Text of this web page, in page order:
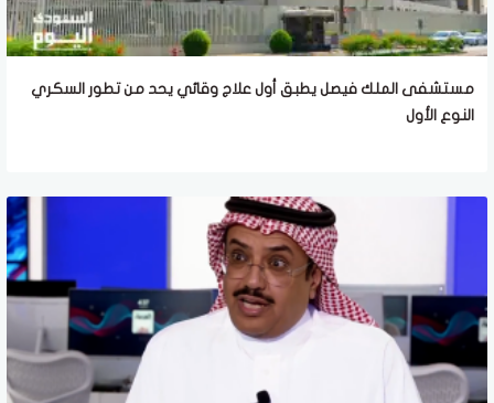
مستشفى الملك فيصل يطبق أول علاج وقائي يحد من تطور السكري
النوع الأول